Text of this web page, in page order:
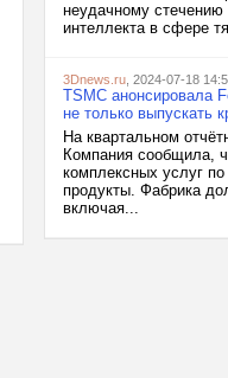
неудачному стечению
интеллекта в сфере
3Dnews.ru , 2024-07-18
TSMC анонсировала
не только выпускать
На квартальном
Компания сообщила,
комплексных услуг
продукты. Фабрика
включая...